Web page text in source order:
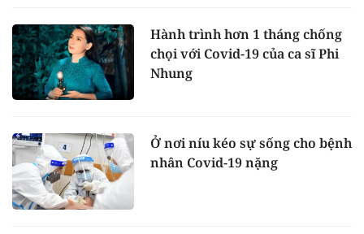
Hành trình hơn 1 tháng chống
chọi với Covid-19 của ca sĩ Phi
Nhung
Ở nơi níu kéo sự sống cho bệnh
nhân Covid-19 nặng